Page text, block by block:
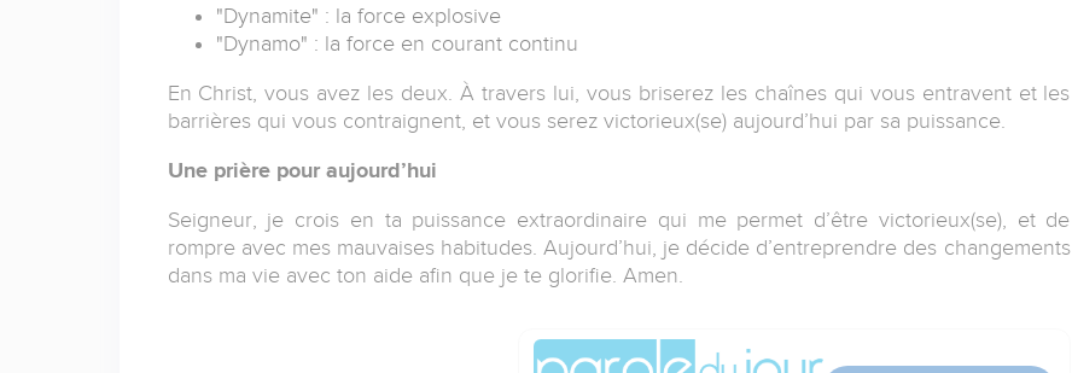
"Dynamite" : la force explosive
"Dynamo" : la force en courant continu
En Christ, vous avez les deux. À travers lui, vous briserez les chaînes qui vous entravent et les
barrières qui vous contraignent, et vous serez victorieux(se) aujourd’hui par sa puissance.
Une prière pour aujourd’hui
Seigneur, je crois en ta puissance extraordinaire qui me permet d’être victorieux(se), et de
rompre avec mes mauvaises habitudes. Aujourd’hui, je décide d’entreprendre des changements
dans ma vie avec ton aide afin que je te glorifie. Amen.